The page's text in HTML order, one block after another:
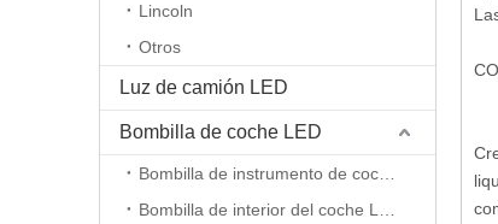
Lincoln
Otros
Luz de camión LED
Bombilla de coche LED